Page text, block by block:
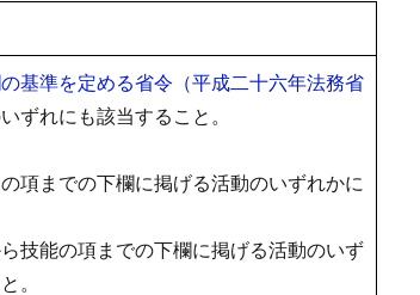
基準を定める省令（平成二十六年法務省
ずれにも該当すること。
項までの下欄に掲げる活動のいずれかに
技能の項までの下欄に掲げる活動のいず
。